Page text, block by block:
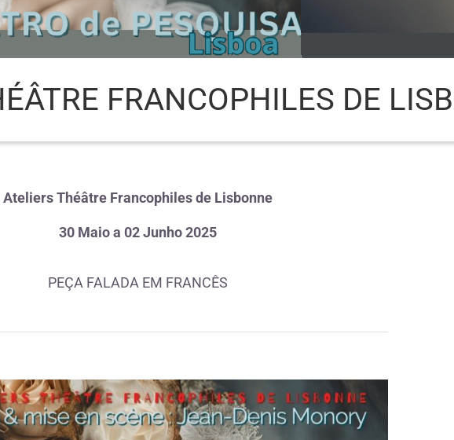
FRANCOPHILES DE
Ateliers Théâtre Francophiles de Lisbonne
30 Maio a 02 Junho 2025
PEÇA FALADA EM FRANCÊS